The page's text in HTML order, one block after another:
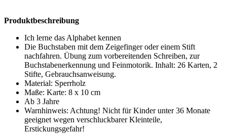
Produktbeschreibung
Ich lerne das Alphabet kennen
Die Buchstaben mit dem Zeigefinger oder einem Stift
nachfahren. Übung zum vorbereitenden Schreiben, zur
Buchstabenerkennung und Feinmotorik. Inhalt: 26 Karten, 2
Stifte, Gebrauchsanweisung.
Material: Sperrholz
Maße: Karte: 8 x 10 cm
Ab 3 Jahre
Warnhinweis: Achtung! Nicht für Kinder unter 36 Monate
geeignet wegen verschluckbarer Kleinteile,
Erstickungsgefahr!